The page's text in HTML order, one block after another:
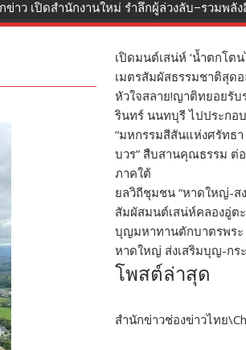
ว เปิดสำนักงานใหม่ รำลึกผู้ล่วงลับ–รวมพลัง
เปิดมนต์เสน่ห์ ‘น้ำตกโต
เมตรสัมผัสธรรมชาติสุดอ
หัวใจสลาย!ญาติทยอยรับ
รินทร์ นนทบุรี ไปประกอ
“มหกรรมสีสันแห่งศรัท
บวร” สืบสานคุณธรรม
ภาคใต้
ยลวิถีชุมชน “หาดใหญ่-สง
สัมผัสมนต์เสน่ห์คลองอู่ตะ
บุญมหาทานตักบาตรพระ
หาดใหญ่ ส่งเสริมบุญ-กร
โพสต์ล่าสุด
สำนักข่าวช่องข่าวไทย